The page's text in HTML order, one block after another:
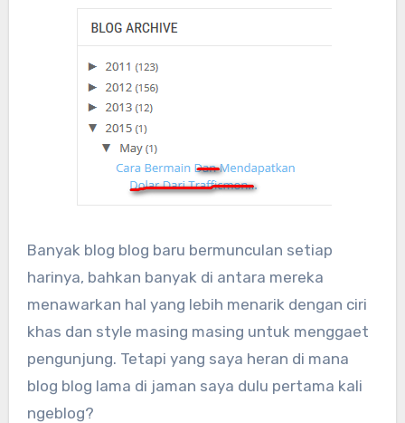
Banyak blog blog baru bermunculan setiap
harinya, bahkan banyak di antara mereka
menawarkan hal yang lebih menarik dengan ciri
khas dan style masing masing untuk menggaet
pengunjung. Tetapi yang saya heran di mana
blog blog lama di jaman saya dulu pertama kali
ngeblog?